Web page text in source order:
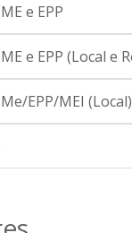
e EPP
e EPP (Local e
EPP/MEI (Local)